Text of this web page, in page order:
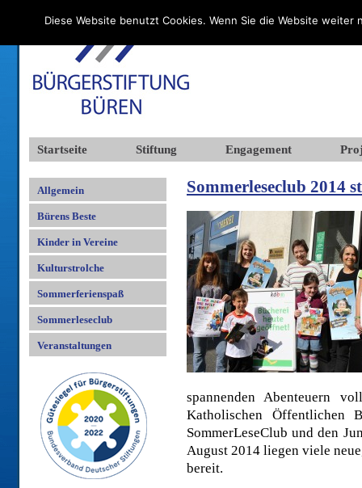
Startseite Stiftung Engagement
Allgemein
Bürens Beste
Kinder in Vereine
Kulturstrolche
Sommerferienspaß
Sommerleseclub
Veranstaltungen
Sommerleseclub 2014
spannenden Abenteuern
Katholischen Öffentlichen
SommerLeseClub und den
August 2014 liegen viele
bereit.
Diese Website benutzt Cookies. Wenn Sie die Website